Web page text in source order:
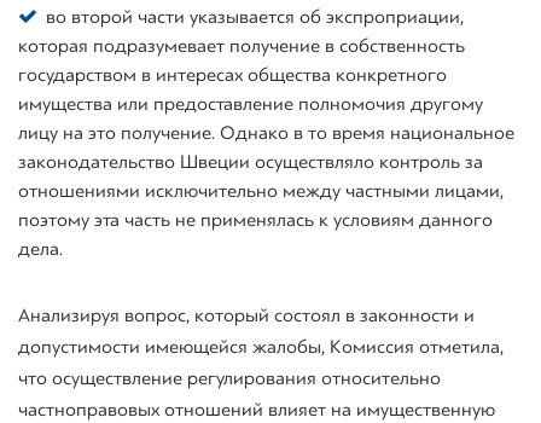
во второй части указывается об экспроприации,
которая подразумевает получение в собственность
государством в интересах общества конкретного
имущества или предоставление полномочия другому
лицу на это получение. Однако в то время национальное
законодательство Швеции осуществляло контроль за
отношениями исключительно между частными лицами,
поэтому эта часть не применялась к условиям данного
дела.
Анализируя вопрос, который состоял в законности и
допустимости имеющейся жалобы, Комиссия отметила,
что осуществление регулирования относительно
частноправовых отношений влияет на имущественную